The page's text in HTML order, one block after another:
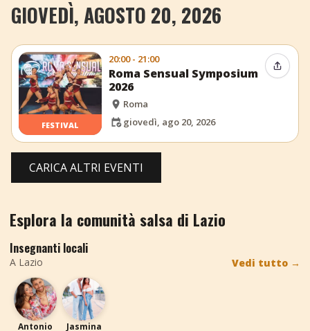
GIOVEDÌ, AGOSTO 20, 2026
FESTIVAL
20:00 - 21:00
Roma Sensual Symposium
2026
Roma
giovedì, ago 20, 2026
CARICA ALTRI EVENTI
Esplora la comunità salsa di Lazio
Insegnanti locali
A Lazio Vedi tutto →
AB
Antonio
JB
Jasmina